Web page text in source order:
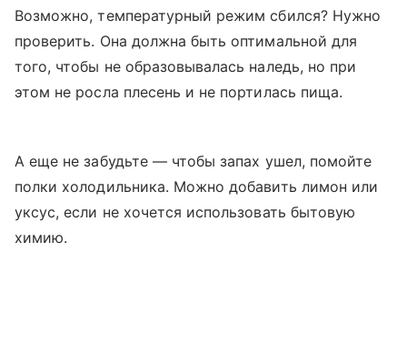
Возможно, температурный режим сбился? Нужно
проверить. Она должна быть оптимальной для
того, чтобы не образовывалась наледь, но при
этом не росла плесень и не портилась пища.
А еще не забудьте — чтобы запах ушел, помойте
полки холодильника. Можно добавить лимон или
уксус, если не хочется использовать бытовую
химию.